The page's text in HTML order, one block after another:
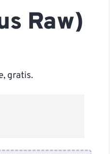
Raw)
gratis.